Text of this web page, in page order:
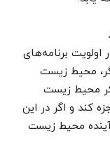
اولویت برنامه‌های
محیط زیست
محیط زیست
کند و اگر در این
آینده محیط زیست